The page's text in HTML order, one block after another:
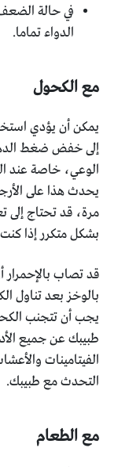
في حالة
الدواء تماما.
مع الكحول
يمكن أن يؤدي
إلى خفض ضغط
الوعي، خاصة عند
يحدث هذا على
مرة، قد تحتاج
بشكل متكرر إذا
قد تصاب بالإحمرار
بالوخز بعد تناول
يجب أن تتجنب
طبيبك عن جميع
الفيتامينات
التحدث مع طبيبك.
مع الطعام